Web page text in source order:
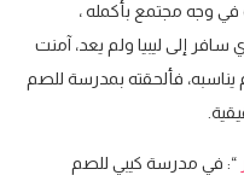
وجه مجتمع بأكمله ،
إلى ليبيا ولم يعد، آمنت
فألحقته بمدرسة للصم
“: في مدرسة كيبي للصم